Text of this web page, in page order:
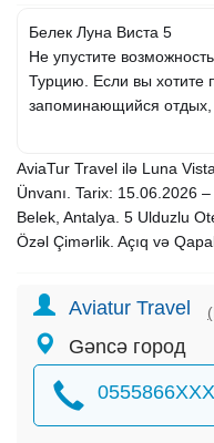
Белек Луна Виста 5
Не упустите
Турцию. Если вы хотите
запоминающийся отдых,
AviaTur Travel ilə Luna
Ünvanı. Tarix: 15.06.2026
Belek, Antalya. 5 Ulduzlu
Özəl Çimərlik. Açıq və
Aviatur Travel
Gəncə город
0555866XXX